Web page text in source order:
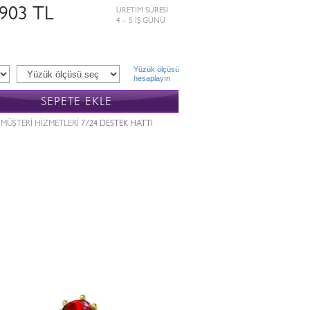
TL
ÜRETİM SÜRESİ
4 – 5 İŞ GÜNÜ
Yüzük ölçüsü
hesaplayın
SEPETE EKLE
MÜŞTERİ HİZMETLERİ 7/24 DESTEK HATTI